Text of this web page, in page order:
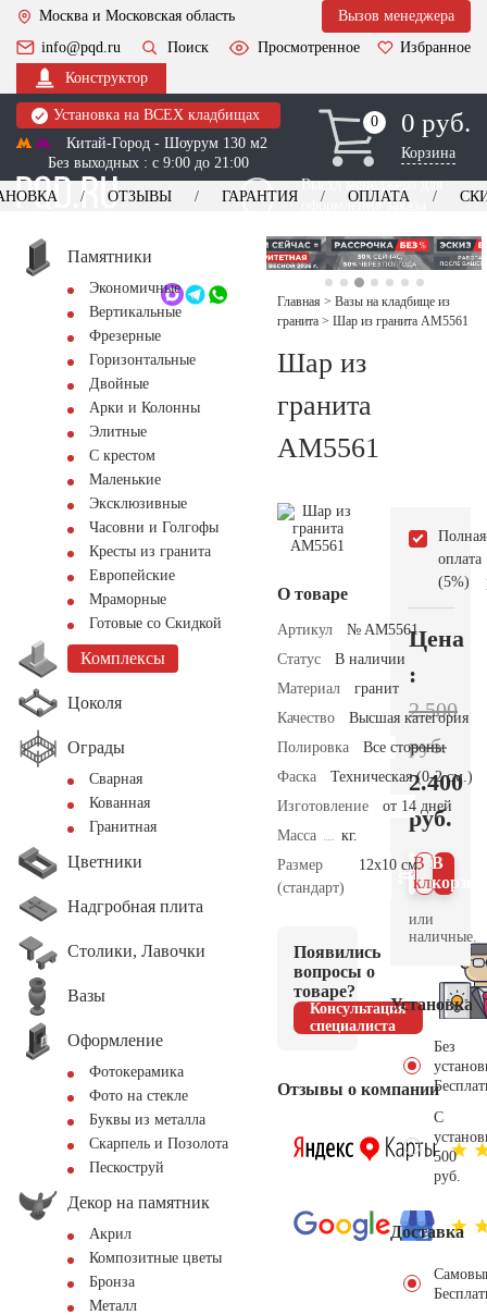
Москва и Московская область
Вызов менеджера
info@pqd.ru
Поиск Просмотренное
Избранное
Конструктор
Установка на ВСЕХ кладбищах
Китай-Город - Шоурум 130 м2
Без выходных : с 9:00 до 21:00
0
0 0 руб.
Корзина
Выезд менеджера для
оформления заказа
+7 (495) 518-44-23
Обратный звонок
ОТЗЫВЫ ГАРАНТИЯ ОПЛАТА
Памятники
Экономичные
Вертикальные
Фрезерные
Горизонтальные
Двойные
Арки и Колонны
Элитные
С крестом
Маленькие
Эксклюзивные
Часовни и Голгофы
Кресты из гранита
Европейские
Мраморные
Готовые со Скидкой
Комплексы
Цоколя
Ограды
Сварная
Кованная
Гранитная
Цветники
Надгробная плита
Столики, Лавочки
Вазы
Оформление
Фотокерамика
Фото на стекле
Буквы из металла
Скарпель и Позолота
Пескоструй
Декор на памятник
Акрил
Композитные цветы
Бронза
Металл
Главная > Вазы на кладбище из
гранита > Шар из гранита AM5561
Шар из
гранита
AM5561
О товаре
Артикул
№ AM5561
Статус
В наличии
Материал
гранит
Качество
Высшая категория
Полировка
Все стороны
Фаска
Техническая (0-2 см.)
Изготовление
от 14 дней
Масса
кг.
Размер
(стандарт)
12х10 см.
Появились
вопросы о
товаре?
Консультация
специалиста
Отзывы о компании
Полная
оплата
(5%)
Цена
:
2.500
руб.
2.400
руб.
В
В 1
клик
или
наличные.
Установка
Без
С
500
руб.
Доставка